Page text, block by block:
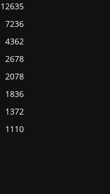
12635
7236
4362
2678
2078
1836
1372
1110